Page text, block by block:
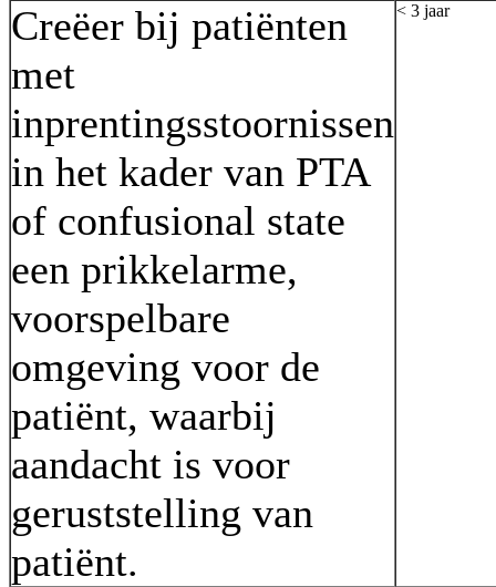
Creëer bij patiënten
met
inprentingsstoornissen
in het kader van PTA
of confusional state
een prikkelarme,
voorspelbare
omgeving voor de
patiënt, waarbij
aandacht is voor
geruststelling van
patiënt.
< 3 jaar